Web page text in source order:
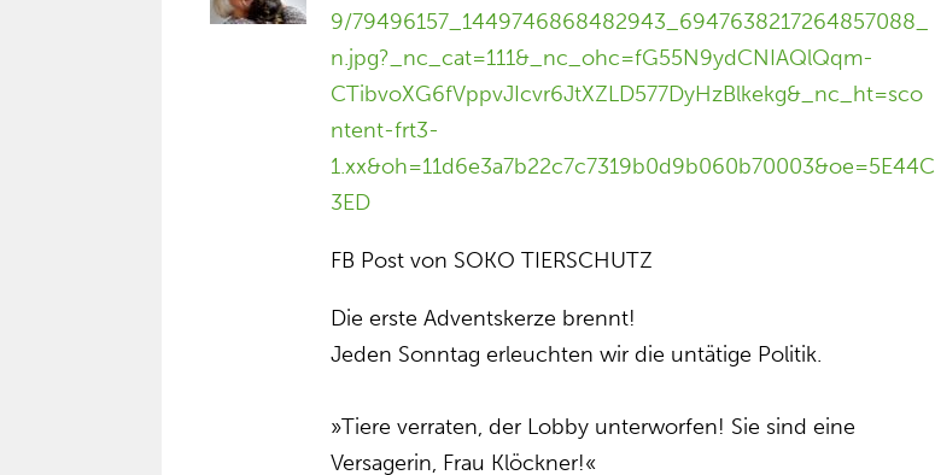
9/79496157_1449746868482943_6947638217264857088_
n.jpg?_nc_cat=111&_nc_ohc=fG55N9ydCNIAQlQqm-
CTibvoXG6fVppvJIcvr6JtXZLD577DyHzBlkekg&_nc_ht=sco
ntent-frt3-
1.xx&oh=11d6e3a7b22c7c7319b0d9b060b70003&oe=5E44C
3ED
FB Post von SOKO TIERSCHUTZ
Die erste Adventskerze brennt!⁠
Jeden Sonntag erleuchten wir die untätige Politik.⁠
»Tiere verraten, der Lobby unterworfen! Sie sind eine
Versagerin, Frau Klöckner!«⁠